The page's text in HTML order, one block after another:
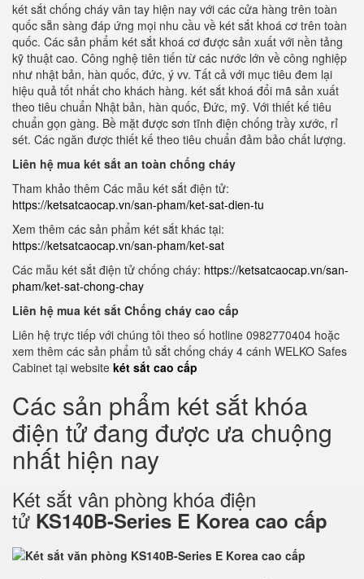
két sắt chống cháy vân tay hiện nay với các cửa hàng trên toàn
quốc sẵn sàng đáp ứng mọi nhu cầu về két sắt khoá cơ trên toàn
quốc. Các sản phẩm két sắt khoá cơ được sản xuất với nền tảng
kỹ thuật cao. Công nghệ tiên tiến từ các nước lớn về công nghiệp
như nhật bản, hàn quốc, đức, ý vv. Tất cả với mục tiêu đem lại
hiệu quả tốt nhất cho khách hàng. két sắt khoá đổi mã sản xuất
theo tiêu chuẩn Nhật bản, hàn quốc, Đức, mỹ. Với thiết kế tiêu
chuẩn gọn gàng. Bề mặt được sơn tĩnh điện chống trầy xước, rỉ
sét. Các ngăn được thiết kế theo tiêu chuẩn đảm bảo chất lượng.
Liên hệ mua két sắt an toàn chống cháy
Tham khảo thêm Các mẫu két sắt điện tử:
https://ketsatcaocap.vn/san-pham/ket-sat-dien-tu
Xem thêm các sản phẩm két sắt khác tại:
https://ketsatcaocap.vn/san-pham/ket-sat
Các mẫu két sắt điện tử chống cháy: https://ketsatcaocap.vn/san-
pham/ket-sat-chong-chay
Liên hệ mua két sắt Chống cháy cao cấp
Liên hệ trực tiếp với chúng tôi theo số hotline 0982770404 hoặc
xem thêm các sản phẩm tủ sắt chống cháy 4 cánh WELKO Safes
Cabinet tại website két sắt cao cấp
Các sản phẩm két sắt khóa
điện tử đang được ưa chuộng
nhất hiện nay
Két sắt vân phòng khóa điện
tử KS140B-Series E Korea cao cấp